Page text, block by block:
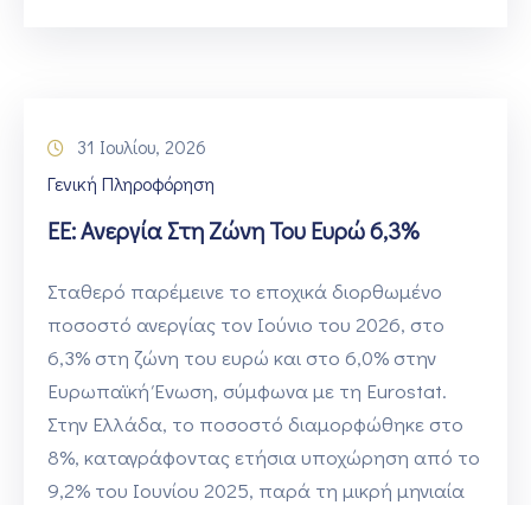
31 Ιουλίου, 2026
Γενική Πληροφόρηση
ΕΕ: Ανεργία Στη Ζώνη Του Ευρώ 6,3%
Σταθερό παρέμεινε το εποχικά διορθωμένο
ποσοστό ανεργίας τον Ιούνιο του 2026, στο
6,3% στη ζώνη του ευρώ και στο 6,0% στην
Ευρωπαϊκή Ένωση, σύμφωνα με τη Eurostat.
Στην Ελλάδα, το ποσοστό διαμορφώθηκε στο
8%, καταγράφοντας ετήσια υποχώρηση από το
9,2% του Ιουνίου 2025, παρά τη μικρή μηνιαία